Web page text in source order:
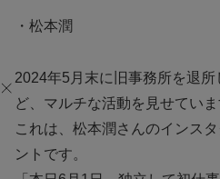
・松本潤
2024年5月末に旧事務所を退
ど、マルチな活動を見せていま
これは、松本潤さんのインス
ントです。